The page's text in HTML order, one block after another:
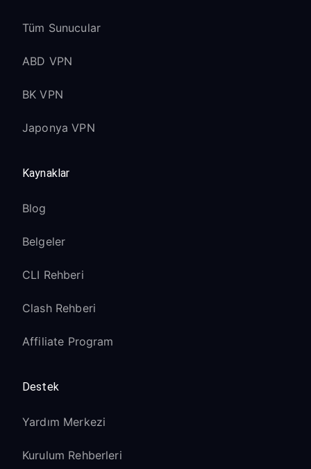
Tüm Sunucular
ABD VPN
BK VPN
Japonya VPN
Kaynaklar
Blog
Belgeler
CLI Rehberi
Clash Rehberi
Affiliate Program
Destek
Yardım Merkezi
Kurulum Rehberleri